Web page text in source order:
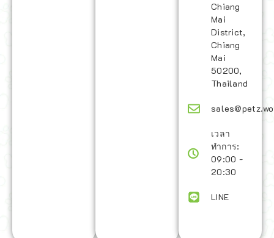
Chiang
Mai
District,
Chiang
Mai
50200,
Thailand
เวลา
ทำการ:
09:00 -
20:30
LINE